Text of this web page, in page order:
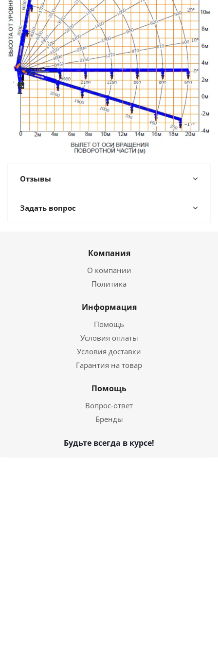
Отзывы
Задать вопрос
Компания
О компании
Политика
Информация
Помощь
Условия оплаты
Условия доставки
Гарантия на товар
Помощь
Вопрос-ответ
Бренды
Будьте всегда в курсе!